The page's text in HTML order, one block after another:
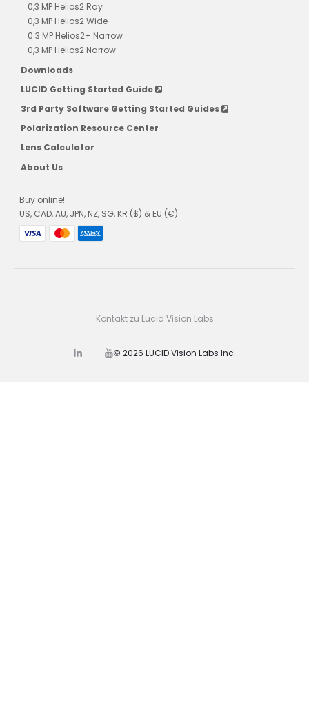
0,3 MP Helios2 Ray
0,3 MP Helios2 Wide
0.3 MP Helios2+ Narrow
0,3 MP Helios2 Narrow
Downloads
LUCID Getting Started Guide
3rd Party Software Getting Started Guides
Polarization Resource Center
Lens Calculator
About Us
Buy online!
US, CAD, AU, JPN, NZ, SG, KR ($) & EU (€)
Kontakt zu Lucid Vision Labs
L
Y
© 2026 LUCID Vision Labs Inc.